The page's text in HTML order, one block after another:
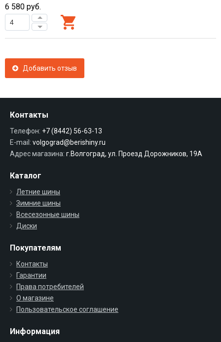
6 580 руб.
Добавить отзыв
Контакты
Телефон: +7 (8442) 56-63-13
E-mail: volgograd@berishiny.ru
Адрес магазина: г.Волгоград, ул. Проезд Дорожников, 19А
Каталог
Летние шины
Зимние шины
Всесезонные шины
Диски
Покупателям
Контакты
Гарантии
Права потребителей
О магазине
Пользовательское соглашение
Информация